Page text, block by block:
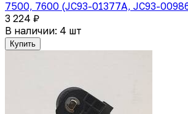
7500, 7600 (JC93-01377A, JC93-
3 224 ₽
В наличии: 4 шт
Купить